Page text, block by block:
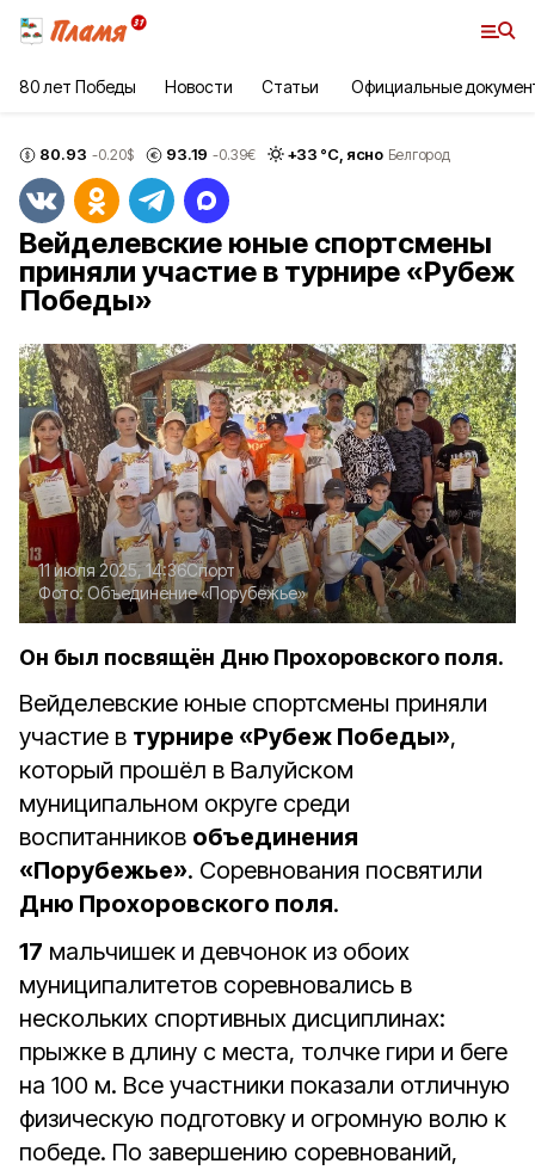
80 лет Победы Новости Статьи Официальные
80.93 -0.20$ 93.19 -0.39€ +33 °С, ясно Белгород
Вейделевские юные спортсмены
приняли участие в турнире «Рубеж
Победы»
11 июля 2025, 14:36Спорт
Фото:Объединение «Порубежье»
Он был посвящён Дню Прохоровского поля.
Вейделевские юные спортсмены приняли
участие в турнире «Рубеж Победы»,
который прошёл в Валуйском
муниципальном округе среди
воспитанников объединения
«Порубежье». Соревнования посвятили
Дню Прохоровского поля.
17 мальчишек и девчонок из обоих
муниципалитетов соревновались в
нескольких спортивных дисциплинах:
прыжке в длину с места, толчке гири и беге
на 100 м. Все участники показали отличную
физическую подготовку и огромную волю к
победе. По завершению соревнований,